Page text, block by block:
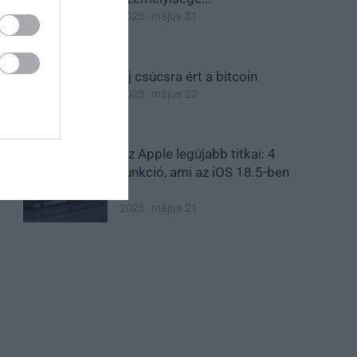
2025. május 31
Új csúcsra ért a bitcoin
2025. május 22
Az Apple legújabb titkai: 4
funkció, ami az iOS 18.5-ben
2025. május 21